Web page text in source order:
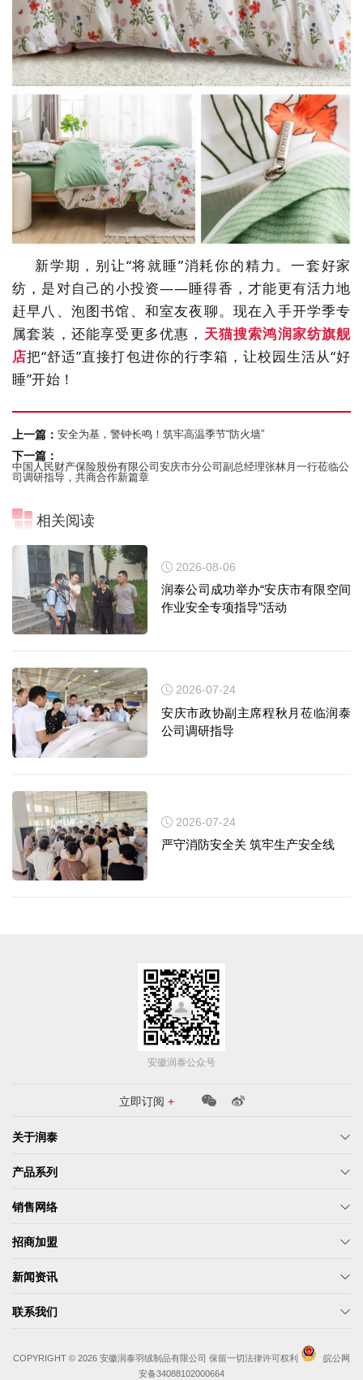
新学期，别让“将就睡”消耗你的精力。一套好家
纺，是对自己的小投资——睡得香，才能更有活力地
赶早八、泡图书馆、和室友夜聊。现在入手开学季专
属套装，还能享受更多优惠， 天猫搜索鸿润家纺旗舰
店把“舒适”直接打包进你的行李箱，让校园生活从“好
睡”开始！
上一篇： 安全为基，警钟长鸣！筑牢高温季节“防火墙”
下一篇：
中国人民财产保险股份有限公司安庆市分公司副总经理张林月一行莅临公
司调研指导，共商合作新篇章
相关阅读
2026-08-06
润泰公司成功举办“安庆市有限空间
作业安全专项指导”活动
2026-07-24
安庆市政协副主席程秋月莅临润泰
公司调研指导
2026-07-24
严守消防安全关 筑牢生产安全线
安徽润泰公众号
立即订阅 +
关于润泰
产品系列
销售网络
招商加盟
新闻资讯
联系我们
COPYRIGHT © 2026 安徽润泰羽绒制品有限公司 保留一切法律许可权利
皖公网
安备34088102000664